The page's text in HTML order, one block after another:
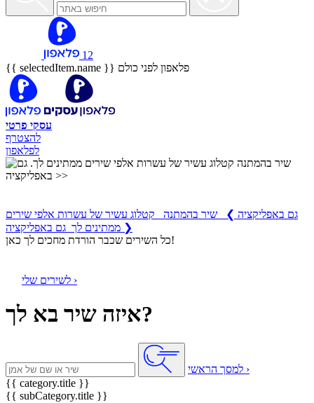
12
{{ selectedItem.name }} פלאפון לפני כולם
עסקי פרטי
להצטרף
לפלאפון
גם באפליקציה ❯
שיר בהמתנה קטלוג עשיר של עשרות אלפי שירים
ממתינים לך גם באפליקציה ❯
כל השירים שכבר הורדת מחכים לך כאן!
לשירים שלי ›
איזה שיר בא לך?
למסך הראשי ›
{{ category.title }}
{{ subCategory.title }}